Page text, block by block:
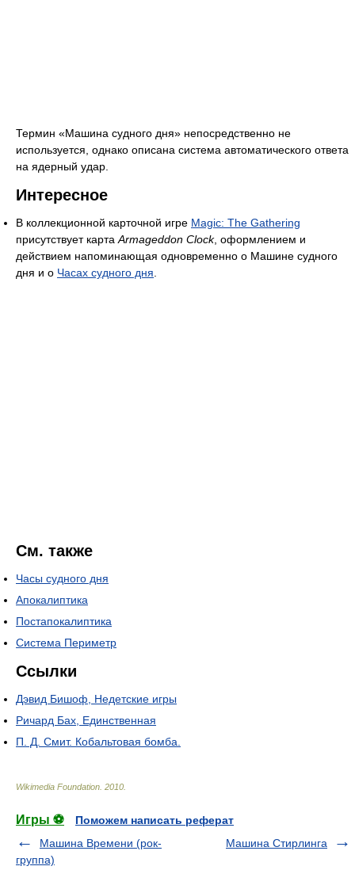
Термин «Машина судного дня» непосредственно не
используется, однако описана система автоматического ответа
на ядерный удар.
Интересное
В коллекционной карточной игре Magic: The Gathering
присутствует карта Armageddon Clock, оформлением и
действием напоминающая одновременно о Машине судного
дня и о Часах судного дня
См. также
Часы судного дня
Апокалиптика
Постапокалиптика
Система Периметр
Ссылки
Дэвид Бишоф, Недетские игры
Ричард Бах, Единственная
П. Д. Смит. Кобальтовая бомба.
Wikimedia Foundation 2010
Игры ⚽
Поможем написать реферат
Машина Времени (рок-
группа)
Машина Стирлинга